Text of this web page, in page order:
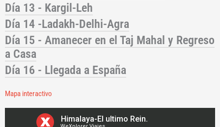
Día 13 - Kargil-Leh
Día 14 -Ladakh-Delhi-Agra
Día 15 - Amanecer en el Taj Mahal y Regreso
a Casa
Día 16 - Llegada a España
Mapa interactivo